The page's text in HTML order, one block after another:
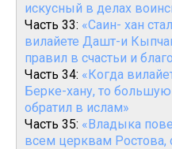
искусный в делах
Часть 33: «Саин- хан
вилайете Дашт-и
правил в счастьи и
Часть 34: «Когда
Берке-хану, то
обратил в ислам»
Часть 35: «Владыка
всем церквам Ростова,